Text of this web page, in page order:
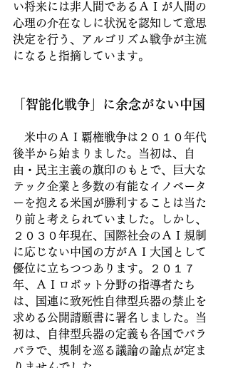
い将来には非人間であるＡＩが人間の
心理の介在なしに状況を認知して意思
決定を行う、アルゴリズム戦争が主流
になると指摘しています。
「智能化戦争」に余念がない中国
米中のＡＩ覇権戦争は２０１０年代
後半から始まりました。当初は、自
由・民主主義の旗印のもとで、巨大な
テック企業と多数の有能なイノベータ
ーを抱える米国が勝利することは当た
り前と考えられていました。しかし、
２０３０年現在、国際社会のＡＩ規制
に応じない中国の方がＡＩ大国として
優位に立ちつつあります。２０１７
年、ＡＩロボット分野の指導者たち
は、国連に致死性自律型兵器の禁止を
求める公開請願書に署名しました。当
初は、自律型兵器の定義も各国でバラ
バラで、規制を巡る議論の論点が定ま